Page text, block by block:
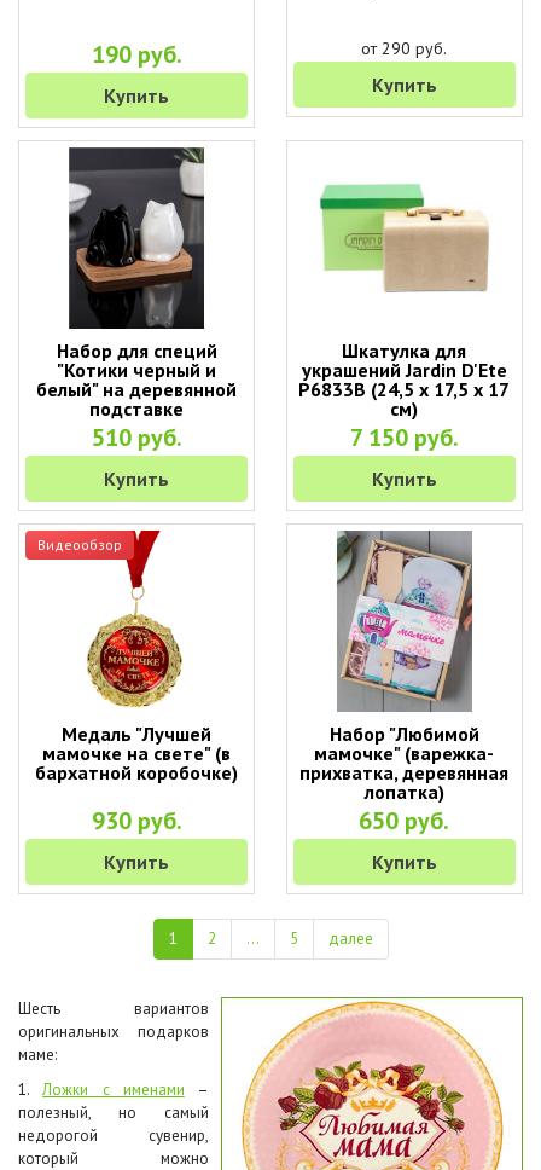
190 руб.
Купить
от 290 руб.
Купить
Набор для специй
"Котики черный и
белый" на деревянной
подставке
510 руб.
Купить
Шкатулка для
украшений Jardin D'Ete
P6833B (24,5 х 17,5 х 17
см)
7 150 руб.
Купить
Видеообзор
Медаль "Лучшей
мамочке на свете" (в
бархатной коробочке)
930 руб.
Купить
Набор "Любимой
мамочке" (варежка-
прихватка, деревянная
лопатка)
650 руб.
Купить
1 2 ... 5 далее
Шесть вариантов
оригинальных подарков
маме:
1.Ложки с именами –
полезный, но самый
недорогой сувенир,
который можно